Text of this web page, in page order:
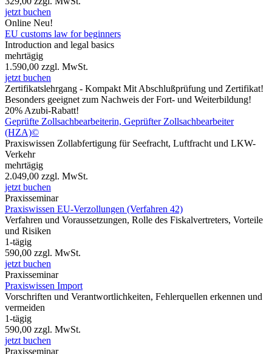
jetzt buchen
Online Neu!
EU customs law for beginners
Introduction and legal basics
mehrtägig
1.590,00 zzgl. MwSt.
jetzt buchen
Zertifikatslehrgang - Kompakt Mit Abschlußprüfung und Zertifikat!
Besonders geeignet zum Nachweis der Fort- und Weiterbildung!
20% Azubi-Rabatt!
Geprüfte Zollsachbearbeiterin, Geprüfter Zollsachbearbeiter
(HZA)©
Praxiswissen Zollabfertigung für Seefracht, Luftfracht und LKW-
Verkehr
mehrtägig
2.049,00 zzgl. MwSt.
jetzt buchen
Praxisseminar
Praxiswissen EU-Verzollungen (Verfahren 42)
Verfahren und Voraussetzungen, Rolle des Fiskalvertreters, Vorteile
und Risiken
1-tägig
590,00 zzgl. MwSt.
jetzt buchen
Praxisseminar
Praxiswissen Import
Vorschriften und Verantwortlichkeiten, Fehlerquellen erkennen und
vermeiden
1-tägig
590,00 zzgl. MwSt.
jetzt buchen
Praxisseminar